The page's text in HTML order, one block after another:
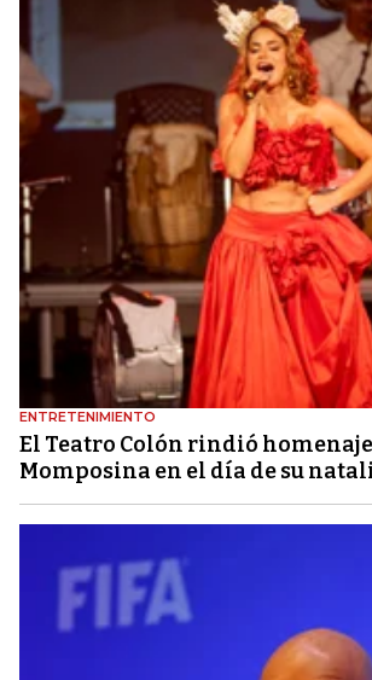
ENTRETENIMIENTO
El Teatro Colón rindió
Momposina en el día de su